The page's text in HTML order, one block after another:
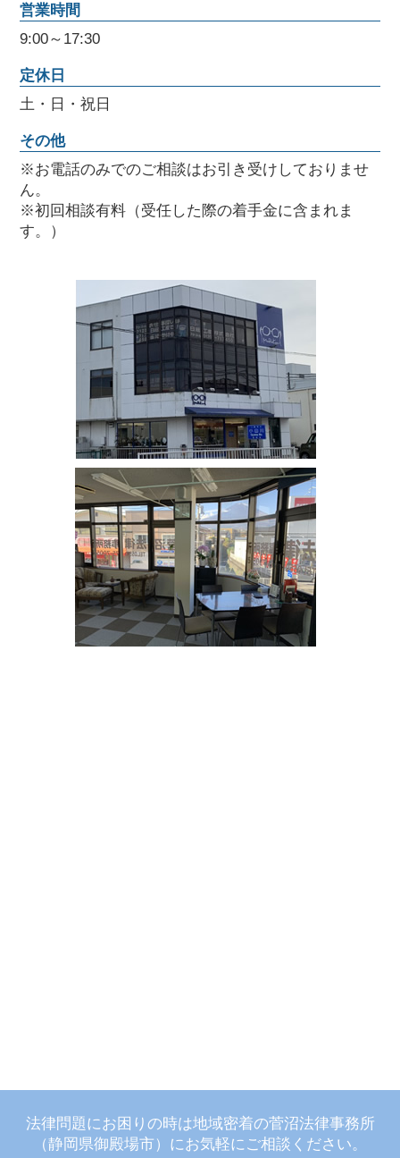
営業時間
9:00～17:30
定休日
土・日・祝日
その他
※お電話のみでのご相談はお引き受けしておりませ
ん。
※初回相談有料（受任した際の着手金に含まれま
す。）
法律問題にお困りの時は地域密着の菅沼法律事務所
（静岡県御殿場市）にお気軽にご相談ください。